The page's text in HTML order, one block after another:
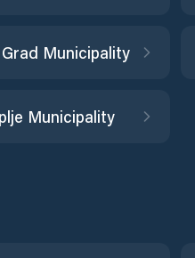
Municipality
Municipality